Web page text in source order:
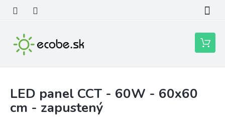
obsah
Nákupný
košík
LED panel CCT - 60W - 60x60
cm - zapustený